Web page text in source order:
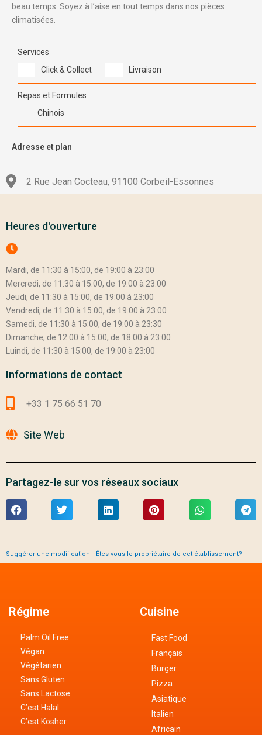
beau temps. Soyez à l’aise en tout temps dans nos pièces
climatisées.
Services
Click & Collect
Livraison
Repas et Formules
Chinois
Adresse et plan
2 Rue Jean Cocteau, 91100 Corbeil-Essonnes
Heures d'ouverture
Mardi, de 11:30 à 15:00, de 19:00 à 23:00
Mercredi, de 11:30 à 15:00, de 19:00 à 23:00
Jeudi, de 11:30 à 15:00, de 19:00 à 23:00
Vendredi, de 11:30 à 15:00, de 19:00 à 23:00
Samedi, de 11:30 à 15:00, de 19:00 à 23:30
Dimanche, de 12:00 à 15:00, de 18:00 à 23:00
Luindi, de 11:30 à 15:00, de 19:00 à 23:00
Informations de contact
+33 1 75 66 51 70
Site Web
Partagez-le sur vos réseaux sociaux
Suggérer une modification Êtes-vous le propriétaire de cet établissement?
Cuisine
Fast Food
Français
Burger
Pizza
Asiatique
Italien
Africain
Régime
Palm Oil Free
Végan
Végétarien
Sans Gluten
Sans Lactose
C’est Halal
C’est Kosher